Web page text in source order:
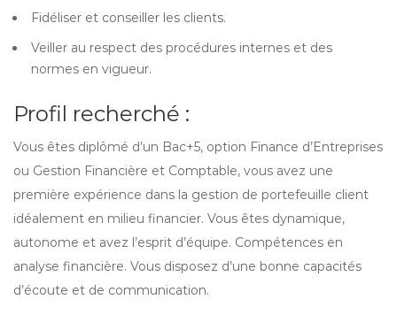
Fidéliser et conseiller les clients.
Veiller au respect des procédures internes et des
normes en vigueur.
Profil recherché :
Vous êtes diplômé d’un Bac+5, option Finance d’Entreprises
ou Gestion Financière et Comptable, vous avez une
première expérience dans la gestion de portefeuille client
idéalement en milieu financier. Vous êtes dynamique,
autonome et avez l’esprit d’équipe. Compétences en
analyse financière. Vous disposez d’une bonne capacités
d’écoute et de communication.